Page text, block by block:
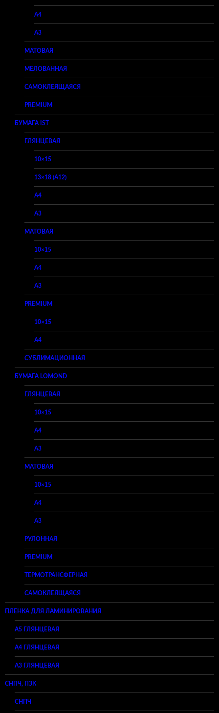
A4
A3
МАТОВАЯ
МЕЛОВАННАЯ
САМОКЛЕЯЩАЯСЯ
PREMIUM
БУМАГА IST
ГЛЯНЦЕВАЯ
10×15
13×18 (A12)
A4
A3
МАТОВАЯ
10×15
A4
A3
PREMIUM
10×15
A4
СУБЛИМАЦИОННАЯ
БУМАГА LOMOND
ГЛЯНЦЕВАЯ
10×15
A4
A3
МАТОВАЯ
10×15
A4
A3
РУЛОННАЯ
PREMIUM
ТЕРМОТРАНСФЕРНАЯ
САМОКЛЕЯЩАЯСЯ
ПЛЕНКА ДЛЯ ЛАМИНИРОВАНИЯ
A5 ГЛЯНЦЕВАЯ
А4 ГЛЯНЦЕВАЯ
A3 ГЛЯНЦЕВАЯ
СНПЧ, ПЗК
СНПЧ